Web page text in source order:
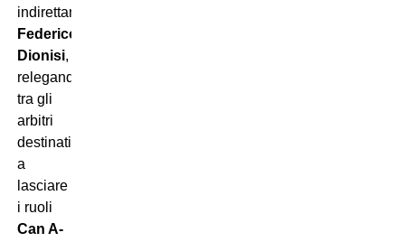
indirettamente
Federico
Dionisi,
relegandolo
tra gli
arbitri
destinati
a
lasciare
i ruoli
Can A-